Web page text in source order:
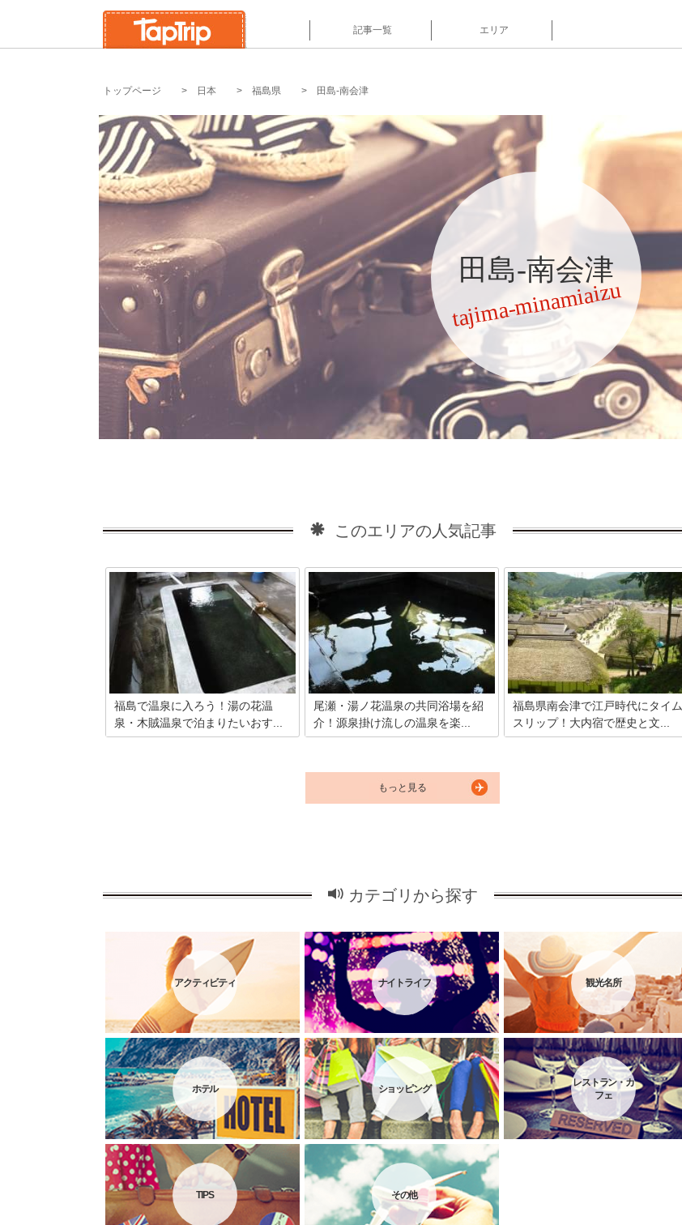
記事一覧 エリア
トップページ 日本 福島県 田島-南会津
田島-南会津
tajima-minamiaizu
このエリアの人気記事
福島で温泉に入ろう！湯の花温
泉・木賊温泉で泊まりたいおす...
尾瀬・湯ノ花温泉の共同浴場を紹
介！源泉掛け流しの温泉を楽...
ろんのこと、他の季節でもとても気持ち
の良いものです。ここでご紹介するの
は、尾瀬・湯ノ花温泉にある共同浴場。
福島県南会津で江戸時代にタイム
スリップ！大内宿で歴史と文...
もっと見る
カテゴリから探す
アクティビティ ナイトライフ 観光名所
ホテル ショッピング
レストラン・カ
フェ
TIPS その他